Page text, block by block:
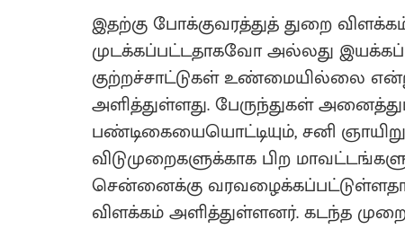
இதற்கு போக்குவரத்துத் துறை
முடக்கப்பட்டதாகவோ அல்லது
குற்றச்சாட்டுகள் உண்மையில்லை
அளித்துள்ளது. பேருந்துகள்
பண்டிகையையொட்டியும், சனி
விடுமுறைகளுக்காக பிற
சென்னைக்கு
விளக்கம் அளித்துள்ளனர். கடந்த